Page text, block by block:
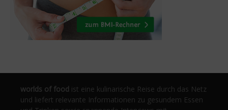
worlds of food ist eine kulinarische Reise durch das Netz
und liefert relevante Informationen zu gesundem Essen